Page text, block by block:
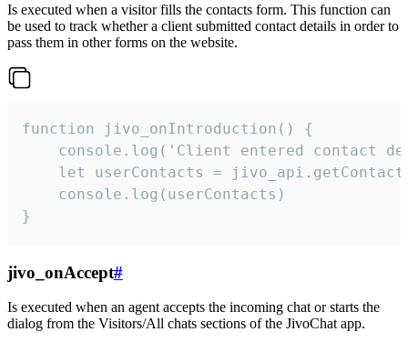
Is executed when a visitor fills the contacts form. This function can
be used to track whether a client submitted contact details in order to
pass them in other forms on the website.
function jivo_onIntroduction() {
console.log('Client entered contact
let userContacts =
    console.log(userContacts)
}
jivo_onAccept#
Is executed when an agent accepts the incoming chat or starts the
dialog from the Visitors/All chats sections of the JivoChat app.